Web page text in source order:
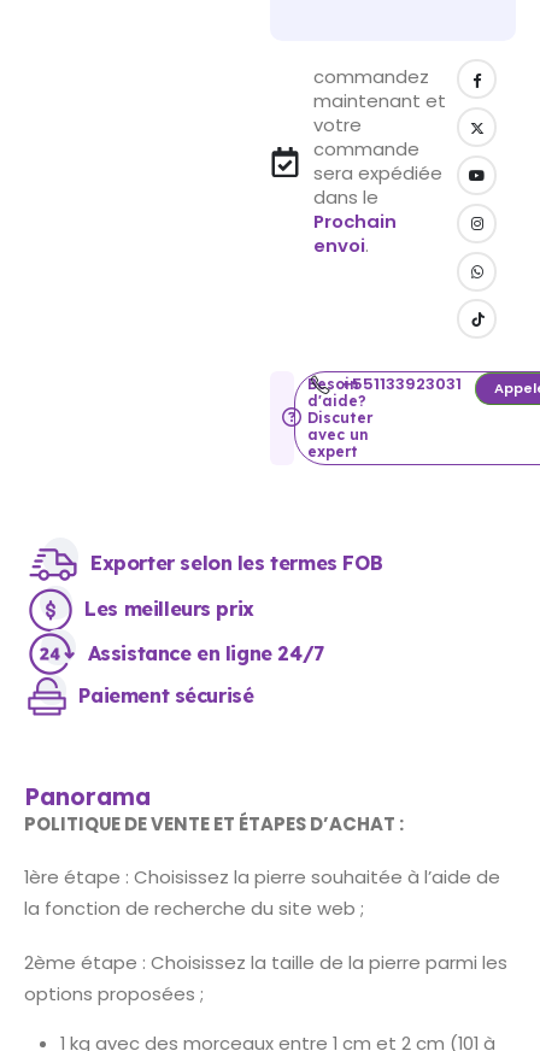
commandez
maintenant et
votre
commande
sera expédiée
dans le
Prochain
envoi.
Besoin
d'aide?
Discuter
avec un
expert
+551133923031
Exporter selon les termes FOB
Les meilleurs prix
Assistance en ligne 24/7
Paiement sécurisé
Panorama
POLITIQUE DE VENTE ET ÉTAPES D’ACHAT :
1ère étape : Choisissez la pierre souhaitée à l’aide de
la fonction de recherche du site web ;
2ème étape : Choisissez la taille de la pierre parmi les
options proposées ;
1 kg avec des morceaux entre 1 cm et 2 cm (101 à